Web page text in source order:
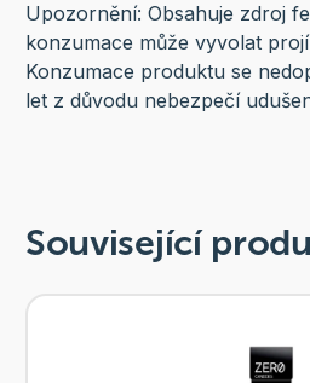
Upozornění: Obsahuje zdroj
konzumace může vyvolat
Konzumace produktu se
let z důvodu nebezpečí
Související